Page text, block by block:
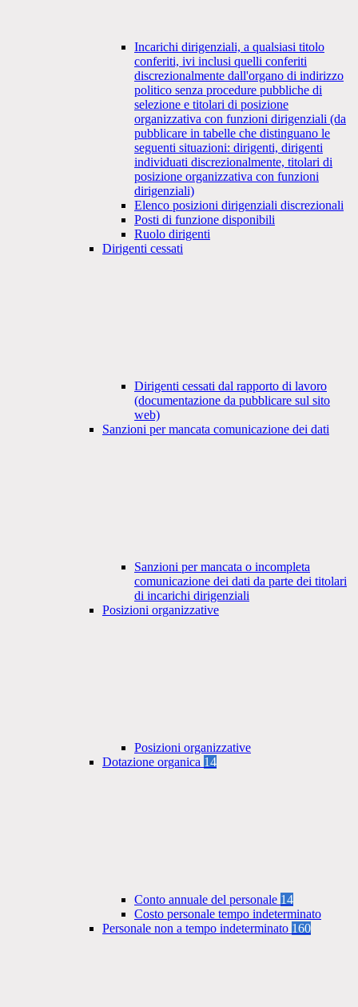
Incarichi dirigenziali, a qualsiasi titolo
conferiti, ivi inclusi quelli conferiti
discrezionalmente dall'organo di indirizzo
politico senza procedure pubbliche di
selezione e titolari di posizione
organizzativa con funzioni dirigenziali (da
pubblicare in tabelle che distinguano le
seguenti situazioni: dirigenti, dirigenti
individuati discrezionalmente, titolari di
posizione organizzativa con funzioni
dirigenziali)
Elenco posizioni dirigenziali discrezionali
Posti di funzione disponibili
Ruolo dirigenti
Dirigenti cessati
Dirigenti cessati dal rapporto di lavoro
(documentazione da pubblicare sul sito
web)
Sanzioni per mancata comunicazione dei dati
Sanzioni per mancata o incompleta
comunicazione dei dati da parte dei titolari
di incarichi dirigenziali
Posizioni organizzative
Posizioni organizzative
Dotazione organica 14
Conto annuale del personale 14
Costo personale tempo indeterminato
Personale non a tempo indeterminato 160